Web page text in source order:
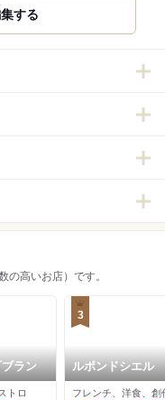
する
の高いお店）です。
ラン
トロ
3
ルポンドシエル
フレンチ、洋食、創